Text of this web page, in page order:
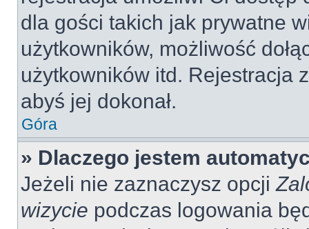
dla gości takich jak prywatne
użytkowników, możliwość
użytkowników itd. Rejestracja
abyś jej dokonał.
Góra
» Dlaczego jestem
Jeżeli nie zaznaczysz opcji
wizycie podczas logowania